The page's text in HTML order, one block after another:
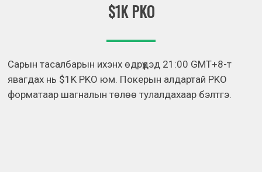
$1K PKO
Сарын тасалбарын ихэнх өдрүүдэд 21:00 GMT+8-т
явагдах нь $1K PKO юм. Покерын алдартай PKO
форматаар шагналын төлөө тулалдахаар бэлтгэ.